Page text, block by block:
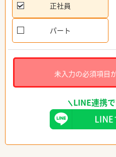
正社員
パート
未入力の必須項目
LINE連携で